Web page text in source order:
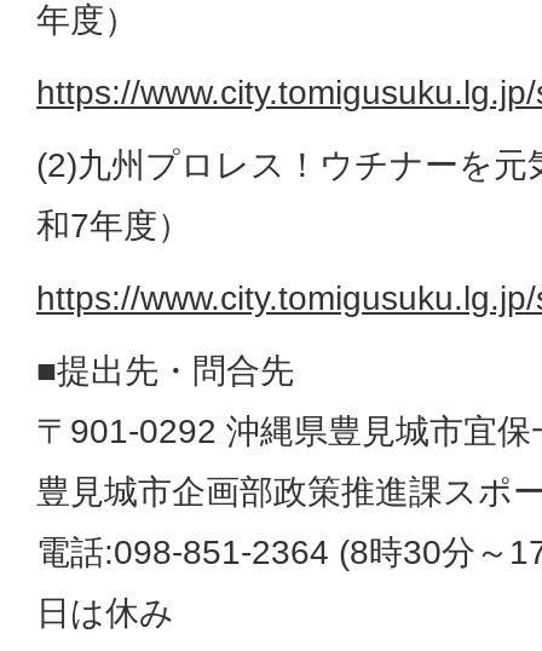
年度）
https://
(2)九州プロレス！ウチナーを
和7年度）
https://
■提出先・問合先
〒901-0292 沖縄県豊見城市宜
豊見城市企画部政策推進課スポ
電話:098-851-2364 (8時30分～
日は休み